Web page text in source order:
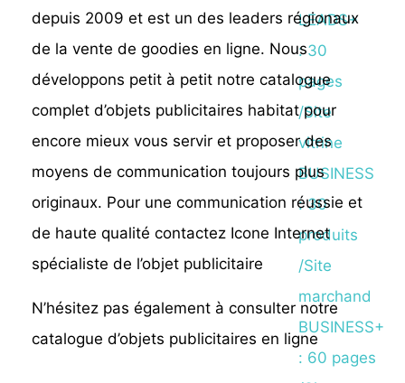
LEADS+
: 30
pages
/Site
vitrine
BUSINESS
: 30
produits
/Site
marchand
BUSINESS+
: 60 pages
depuis 2009 et est un des leaders régionaux
de la vente de goodies en ligne. Nous
développons petit à petit notre catalogue
complet d’objets publicitaires habitat pour
encore mieux vous servir et proposer des
moyens de communication toujours plus
originaux. Pour une communication réussie et
de haute qualité contactez Icone Internet
spécialiste de l’objet publicitaire
N’hésitez pas également à consulter notre
catalogue d’objets publicitaires en ligne